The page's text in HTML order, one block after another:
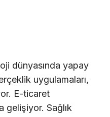
dünyasında yapay
uygulamaları,
E-ticaret
gelişiyor. Sağlık